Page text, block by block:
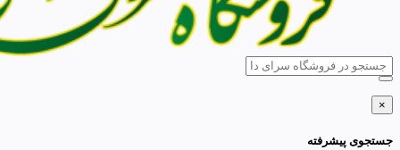
×
جستجوی پیشرفته